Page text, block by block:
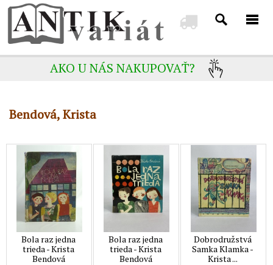
AKO U NÁS NAKUPOVAŤ?
Bendová, Krista
Bola raz jedna
trieda - Krista
Bendová
Bola raz jedna
trieda - Krista
Bendová
Dobrodružstvá
Samka Klamka -
Krista ...